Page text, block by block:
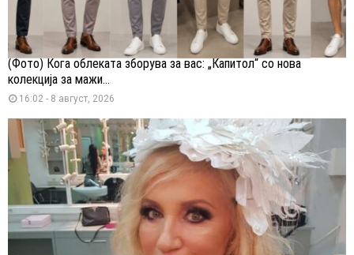
(Фото) Кога облеката зборува за вас: „Капитол“ со нова
колекција за мажи...
16:02 - 8 август, 2026